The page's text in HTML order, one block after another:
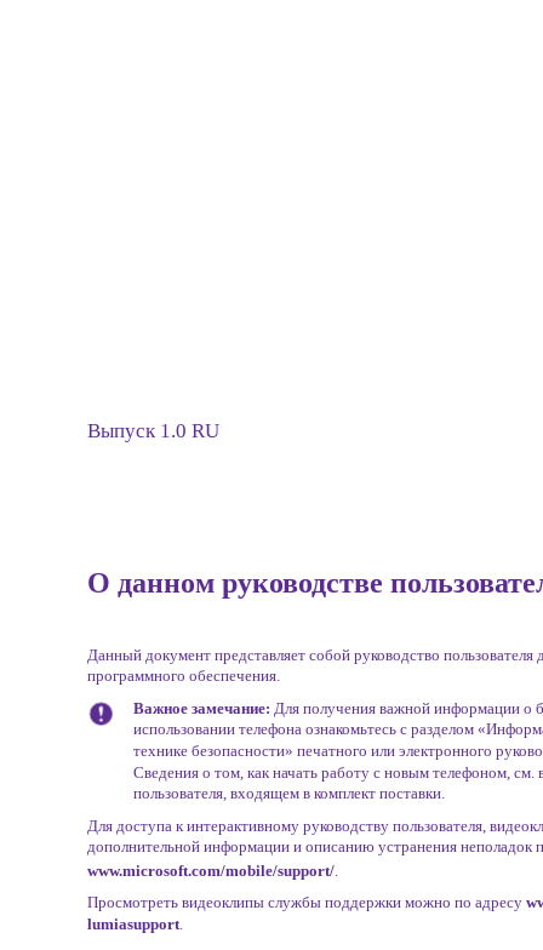
Выпуск 1.0 RU
О данном руководстве
Данный документ представляет собой руководство пользователя
программного обеспечения.
Важное замечание: Для получения важной информации о
использовании телефона ознакомьтесь с разделом
технике безопасности» печатного или электронного
Сведения о том, как начать работу с новым телефоном, см.
пользователя, входящем в комплект поставки.
Для доступа к интерактивному руководству пользователя,
дополнительной информации и описанию устранения неполадок
www.microsoft.com/mobile/support/.
Просмотреть видеоклипы службы поддержки можно по адресу
lumiasupport.